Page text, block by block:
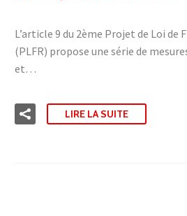
L’article 9 du 2ème Projet de Loi de
(PLFR) propose une série de
et…
LIRE LA SUITE